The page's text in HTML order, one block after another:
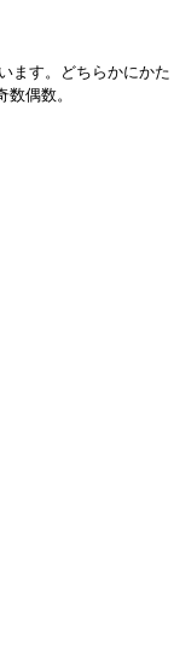
ます。どちらかにかた
偶数。